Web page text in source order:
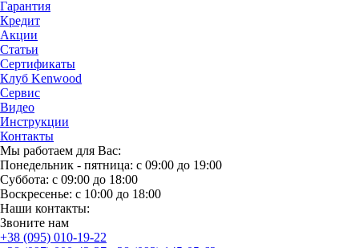
Гарантия
Кредит
Акции
Статьи
Сертификаты
Клуб Kenwood
Сервис
Видео
Инструкции
Контакты
Мы работаем для Вас:
Понедельник - пятница: с 09:00 до 19:00
Суббота: с 09:00 до 18:00
Воскресенье: с 10:00 до 18:00
Наши контакты:
Звоните нам
+38 (095) 010-19-22